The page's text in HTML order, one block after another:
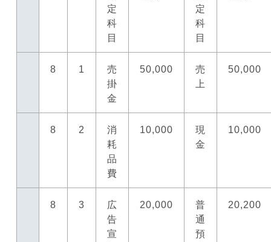
定
科
目
定
科
目
8 1
売
掛
金
50,000
売
上
50,000
8 2
消
耗
品
費
10,000
現
金
10,000
8 3
広
告
宣
20,000
普
通
預
20,200